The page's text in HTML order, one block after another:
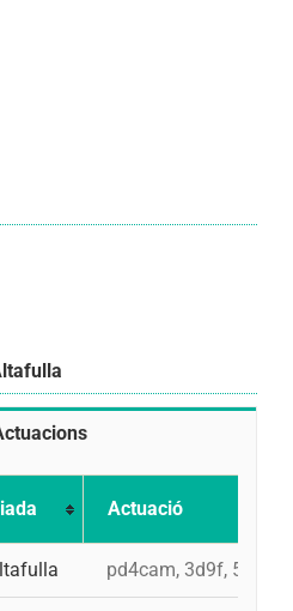
Actuació
pd4cam, 3d9f, 5d8,